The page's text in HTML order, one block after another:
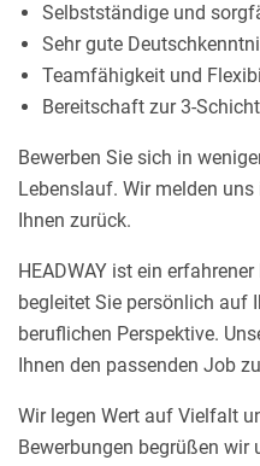
Selbstständige und
Sehr gute
Teamfähigkeit und
Bereitschaft zur 3-
Bewerben Sie sich in
Lebenslauf. Wir melden
Ihnen zurück.
HEADWAY ist ein
begleitet Sie persönlich auf
beruflichen Perspektive.
Ihnen den passenden Job
Wir legen Wert auf Vielfalt
Bewerbungen begrüßen wir